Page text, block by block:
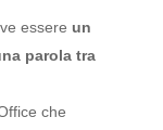
essere un
parola tra
che